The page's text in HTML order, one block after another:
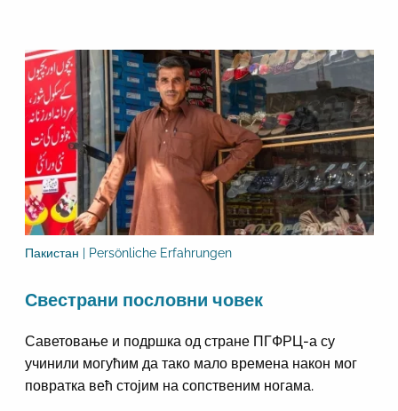
Пакистан | Persönliche Erfahrungen
Свестрани пословни човек
Саветовање и подршка од стране ПГФРЦ-а су
учинили могућим да тако мало времена након мог
повратка већ стојим на сопственим ногама.